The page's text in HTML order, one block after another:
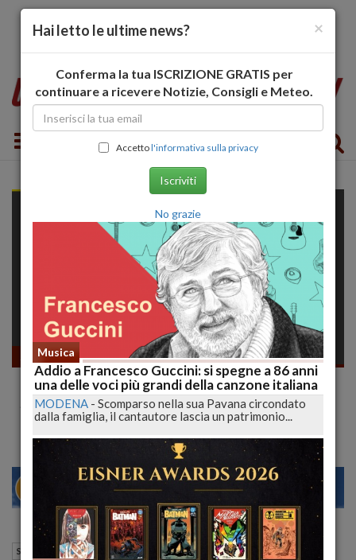
Toggle navigation
Spettacoli
Classica con Gusto al Gran Sasso Gran
Shopping
MILANO 22 27
Spettacoli Teramo (TE) 25 Agosto 2011 17:27
×
Hai letto le ultime news?
Conferma la tua ISCRIZIONE GRATIS per
continuare a ricevere Notizie, Consigli e Meteo.
Accettol'informativa sulla privacy
Iscriviti
No grazie
Musica
Addio a Francesco Guccini: si spegne a 86 anni
una delle voci più grandi della canzone italiana
MODENA - Scomparso nella sua Pavana circondato
dalla famiglia, il cantautore lascia un patrimonio...